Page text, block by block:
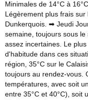
Minimales de 14°C à
Légèrement plus frais
Dunkerquois. ➡ Jeudi
semaine, toujours sous le
assez incertaines. Le
d'habitude dans ces
région, 35°C sur le
toujours au rendez-vous.
températures, avec soit
entre 35°C et 40°C), soit